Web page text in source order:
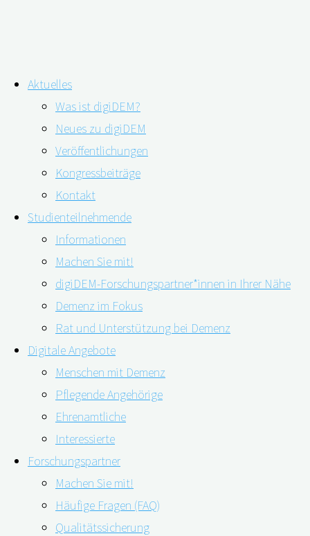
Inhalt
springen
Aktuelles
Was ist digiDEM?
Neues zu digiDEM
Veröffentlichungen
Kongressbeiträge
Kontakt
Studienteilnehmende
Informationen
Machen Sie mit!
digiDEM-Forschungspartner*innen in Ihrer Nähe
Demenz im Fokus
Rat und Unterstützung bei Demenz
Digitale Angebote
Menschen mit Demenz
Pflegende Angehörige
Ehrenamtliche
Interessierte
Forschungspartner
Machen Sie mit!
Häufige Fragen (FAQ)
Qualitätssicherung
Eingeschränktes Hör- und
Sehvermögen kann zu Demenz führen
16.08.2022
Ältere Menschen, die gleichzeitig sowohl beim
Hören als auch beim Sehen beeinträchtigt sind,
haben ein erhöhtes Demenzrisiko. Zu diesem
Ergebnis gelangten Wissenschaftler*innen in den